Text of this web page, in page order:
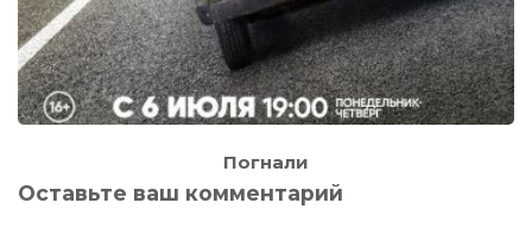
Погнали
Оставьте ваш комментарий